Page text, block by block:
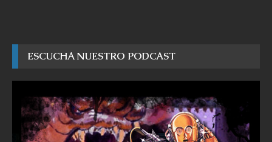
ESCUCHA NUESTRO PODCAST